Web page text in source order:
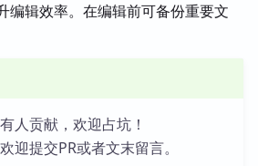
编辑效率。在编辑前可备份重要文
人贡献，欢迎占坑！
迎提交PR或者文末留言。